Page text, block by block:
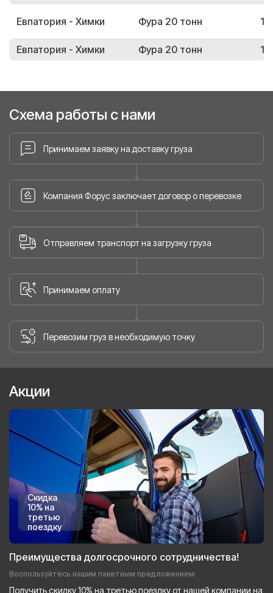
Евпатория - Химки Фура 20 тонн
Евпатория - Химки Фура 20 тонн
Схема работы с нами
Принимаем заявку на доставку груза
Компания Форус заключает договор о перевозке
Отправляем транспорт на загрузку груза
Принимаем оплату
Перевозим груз в необходимую точку
Акции
Скидка
10% на
третью
поездку
Преимущества долгосрочного сотрудничества!
Воспользуйтесь нашим пакетным предложением:
Получить скидку 10% на третью поездку от нашей компании на